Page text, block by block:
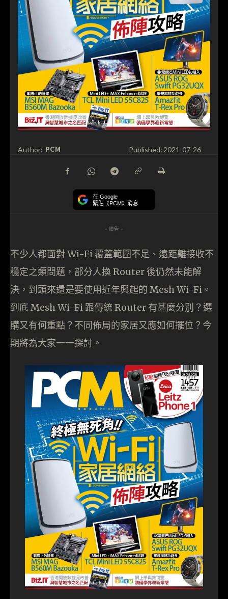
Author: PCM Published: 2021-07-26
在 Google
緊貼《PCM》消息
- 廣告 -
不少人都面對 Wi-Fi 覆蓋範圍不足、遠距離接收不
穩定之類問題，部分人換 Router 後仍然未能解
決，到頭來還是要使用近年興起的 Mesh Wi-Fi。
到底 Mesh Wi-Fi 跟傳統 Router 有甚麼分別？選
購又有何重點？不同佈局的家居又應如何擺位？今
期將為大家一一探討。